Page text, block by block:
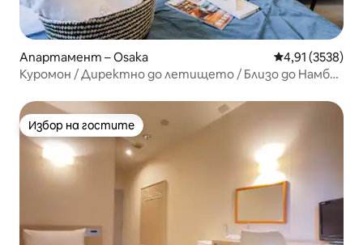
Апартамент – Osaka Средна
4,91 (3538)
Куромон / Директно до летището / Близо до Намба /
Избор на гостите
Избор на гостите